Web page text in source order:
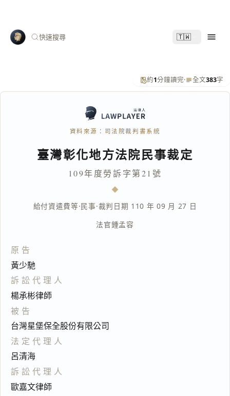
快速搜尋 🇹🇼
約1分鐘讀完· 全文383字
資料來源：司法院裁判書系統
臺灣彰化地方法院民事裁定
109年度勞訴字第21號
給付資遣費等·民事·裁判日期 110 年 09 月 27 日
法官鍾孟容
原告
黃少馳
訴訟代理人
楊承彬律師
被告
台灣星堡保全股份有限公司
法定代理人
呂清海
訴訟代理人
歐嘉文律師